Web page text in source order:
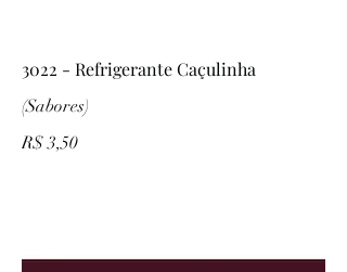
3022 - Refrigerante Caçulinha
(Sabores)
R$ 3,50